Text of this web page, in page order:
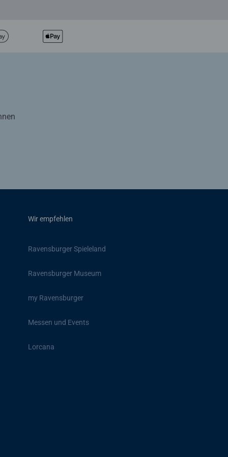
Wir empfehlen
Ravensburger Spieleland
Ravensburger Museum
my Ravensburger
Messen und Events
Lorcana